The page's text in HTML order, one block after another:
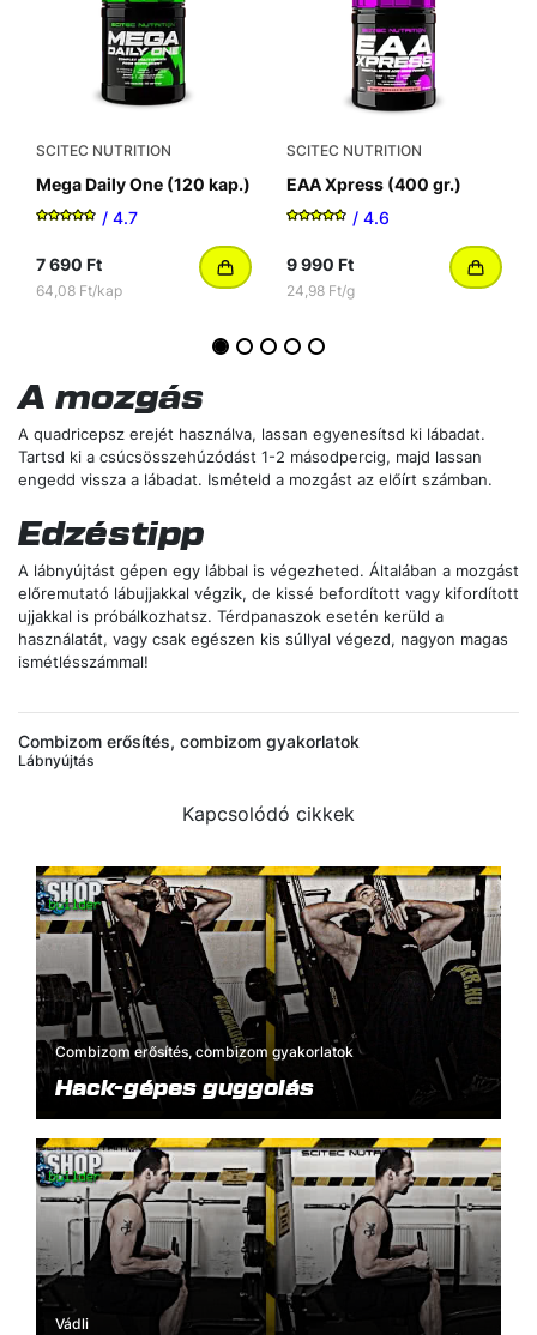
SCITEC NUTRITION
Mega Daily One (120 kap.)
/ 4.7
7 690 Ft
64,08 Ft/kap
SCITEC NUTRITION
EAA Xpress (400 gr.)
/ 4.6
9 990 Ft
24,98 Ft/g
A mozgás
A quadricepsz erejét használva, lassan egyenesítsd ki lábadat.
Tartsd ki a csúcsösszehúzódást 1-2 másodpercig, majd lassan
engedd vissza a lábadat. Ismételd a mozgást az előírt számban.
Edzéstipp
A lábnyújtást gépen egy lábbal is végezheted. Általában a mozgást
előremutató lábujjakkal végzik, de kissé befordított vagy kifordított
ujjakkal is próbálkozhatsz. Térdpanaszok esetén kerüld a
használatát, vagy csak egészen kis súllyal végezd, nagyon magas
ismétlésszámmal!
Combizom erősítés, combizom gyakorlatok
Lábnyújtás
Kapcsolódó cikkek
Combizom erősítés, combizom gyakorlatok
Hack-gépes guggolás
Vádli